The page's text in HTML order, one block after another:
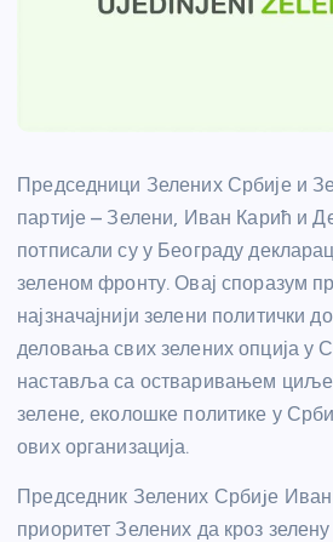
Председници Зелених Србије и
партије – Зелени, Иван Карић и
потписали су у Београду
зеленом фронту. Овај споразум
најзначајнији зелени политички
деловања свих зелених опција у
наставља са остваривањем
зелене, еколошке политике у
ових организација.
Председник Зелених Србиjе
приоритет Зелених да кроз